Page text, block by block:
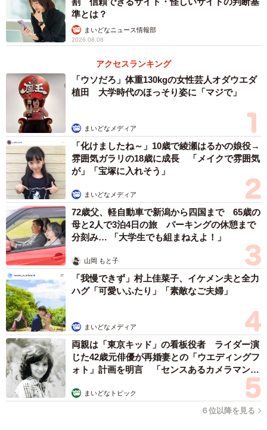
準とは？
まいどなニュース情報部
2026.08.08
アクセスランキング
「ウソだろ」体重130kgの女性芸人オダウエダ
植田 大学時代のほっそり姿に「マジで」
まいどなメディア
「化けましたね～」10歳で綾瀬はるかの娘役→
雰囲気ガラリの18歳に成長 「メイクで雰囲気
が」「宝塚に入れそう」
まいどなメディア
72歳父、軽自動車で新潟から四国まで 65歳の
母と2人で3泊4日の旅 パーキングの休憩まで
分刻み… 「大学生でも組まねえよ！」
山岡 もと子
「我慢できず」村上佳菜子、イケメン夫と全力
ハグ「可愛いふたり」「素敵なご夫婦」
まいどなメディア
両親は「東京キッド」の看板役者 ライダー演
じた42歳元俳優が再婚妻との「ウエディングフ
ォト」計画を明言 「センスあるカメラマン求
まいどなトピック
６位以降を見る